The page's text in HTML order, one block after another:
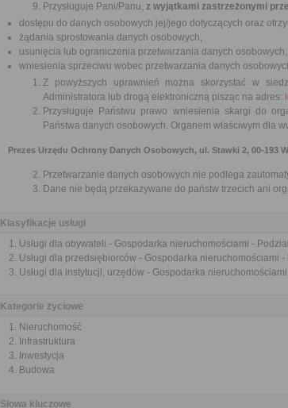
Przysługuje Pani/Panu, z wyjątkami zastrzeżonymi
dostępu do danych osobowych jej/jego dotyczących oraz
żądania sprostowania danych osobowych,
usunięcia lub ograniczenia przetwarzania danych osobowych,
wniesienia sprzeciwu wobec przetwarzania danych
Z powyższych uprawnień można skorzystać w
Administratora lub drogą elektroniczną pisząc na adres:
Przysługuje Państwu prawo wniesienia skargi do
Państwa danych osobowych. Organem właściwym dla
Prezes Urzędu Ochrony Danych Osobowych, ul. Stawki 2, 00-193
Przetwarzanie danych osobowych nie podlega
Dane nie będą przekazywane do państw trzecich ani
Klasyfikacje usługi
Usługi dla obywateli - Gospodarka nieruchomościami -
Usługi dla przedsiębiorców - Gospodarka nieruchomościami -
Usługi dla instytucji, urzędów - Gospodarka
Kategorie życiowe
Nieruchomość
Infrastruktura
Inwestycja
Budowa
Słowa kluczowe